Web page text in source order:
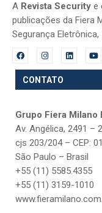
A Revista Security e
publicações da Fiera
Segurança
CONTATO
Grupo Fiera Milano
Av. Angélica, 2491 –
cjs 203/204 – CEP:
São Paulo – Brasil
+55 (11) 5585.4355
+55 (11) 3159-1010